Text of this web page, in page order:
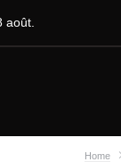
août.
Home